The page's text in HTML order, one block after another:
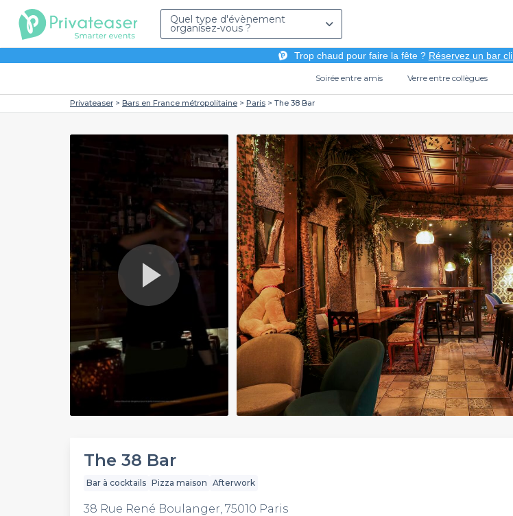
Quel type d'évènement
organisez-vous ?
Trop chaud pour faire la fête ? Réservez un bar
Soirée entre amis Verre entre collègues
Privateaser Bars en France métropolitaine Paris The 38 Bar
Play
Video
The 38 Bar
Bar à cocktails Pizza maison Afterwork
38 Rue René Boulanger, 75010 Paris